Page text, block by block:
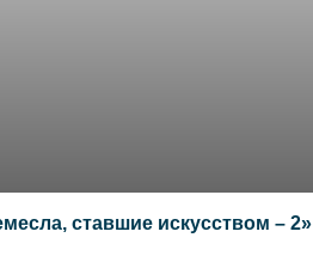
ставшие искусством – 2»